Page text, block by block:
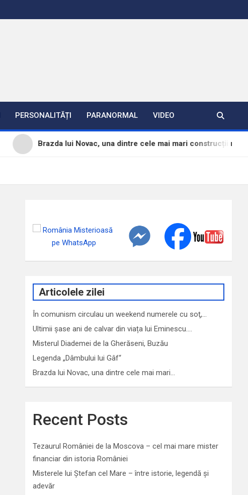
PERSONALITĂȚI PARANORMAL VIDEO
Brazda lui Novac, una dintre cele mai mari construcții militare
Articolele zilei
În comunism circulau un weekend numerele cu soţ,…
Ultimii șase ani de calvar din viața lui Eminescu.…
Misterul Diademei de la Gherăseni, Buzău
Legenda „Dâmbului lui Gâf“
Brazda lui Novac, una dintre cele mai mari…
Recent Posts
Tezaurul României de la Moscova – cel mai mare mister
financiar din istoria României
Misterele lui Ștefan cel Mare – între istorie, legendă și
adevăr